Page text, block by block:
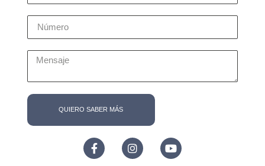
QUIERO SABER MÁS